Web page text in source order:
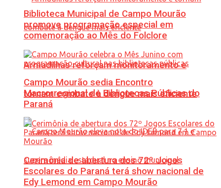
Armadilhas reforçam monitoramento e
tornam combate à dengue mais eficiente
Biblioteca Municipal de Campo Mourão
promove programação especial em
comemoração ao Mês do Folclore
Campo Mourão sedia Encontro
Macrorregional de Bibliotecas Públicas do
Paraná
Cerimônia de abertura dos 72º Jogos
Escolares do Paraná terá show nacional de
Edy Lemond em Campo Mourão